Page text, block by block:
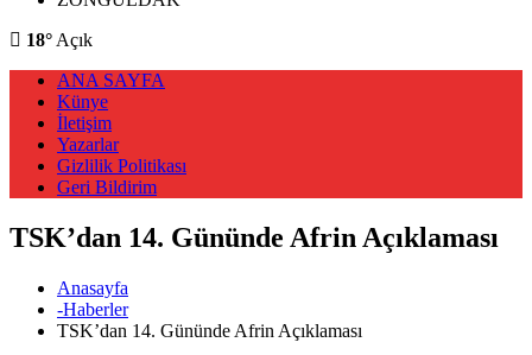
18° Açık
ANA SAYFA
Künye
İletişim
Yazarlar
Gizlilik Politikası
Geri Bildirim
TSK’dan 14. Gününde Afrin Açıklaması
Anasayfa
-Haberler
TSK’dan 14. Gününde Afrin Açıklaması